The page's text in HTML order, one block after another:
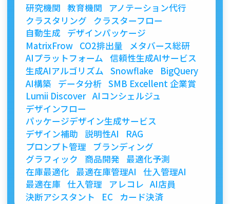
研究機関 教育機関
アノテーション代行
クラスタリング
クラスターフロー
自動生成
デザインパッケージ
MatrixFrow CO2排出量
メタバース総研
AIプラットフォーム 信頼性生成AIサービス
生成AIアルゴリズム Snowflake
BigQuery
AI構築
データ分析 SMB Excellent 企業賞
Lumii Discover AIコンシェルジュ
デザインフロー
パッケージデザイン生成サービス
デザイン補助 説明性AI
RAG
プロンプト管理
ブランディング
グラフィック
商品開発
最適化予測
在庫最適化 最適在庫管理AI
仕入管理AI
最適在庫 仕入管理 アレコレ AI店員
決断アシスタント
EC カード決済